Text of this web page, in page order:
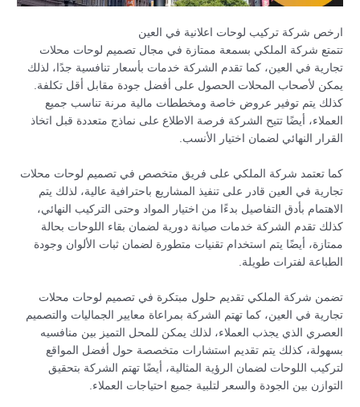
ارخص شركة تركيب لوحات اعلانية في العين
تتمتع شركة الملكي بسمعة ممتازة في مجال تصميم لوحات محلات
تجارية في العين، كما تقدم الشركة خدمات بأسعار تنافسية جدًا، لذلك
يمكن لأصحاب المحلات الحصول على أفضل جودة مقابل أقل تكلفة.
كذلك يتم توفير عروض خاصة ومخططات مالية مرنة تناسب جميع
العملاء، أيضًا تتيح الشركة فرصة الاطلاع على نماذج متعددة قبل اتخاذ
القرار النهائي لضمان اختيار الأنسب.
كما تعتمد شركة الملكي على فريق متخصص في تصميم لوحات محلات
تجارية في العين قادر على تنفيذ المشاريع باحترافية عالية، لذلك يتم
الاهتمام بأدق التفاصيل بدءًا من اختيار المواد وحتى التركيب النهائي،
كذلك تقدم الشركة خدمات صيانة دورية لضمان بقاء اللوحات بحالة
ممتازة، أيضًا يتم استخدام تقنيات متطورة لضمان ثبات الألوان وجودة
الطباعة لفترات طويلة.
تضمن شركة الملكي تقديم حلول مبتكرة في تصميم لوحات محلات
تجارية في العين، كما تهتم الشركة بمراعاة معايير الجماليات والتصميم
العصري الذي يجذب العملاء، لذلك يمكن للمحل التميز بين منافسيه
بسهولة، كذلك يتم تقديم استشارات متخصصة حول أفضل المواقع
لتركيب اللوحات لضمان الرؤية المثالية، أيضًا تهتم الشركة بتحقيق
التوازن بين الجودة والسعر لتلبية جميع احتياجات العملاء.